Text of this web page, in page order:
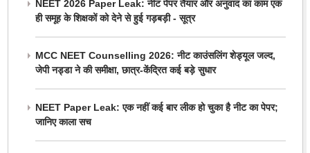
NEET 2026 Paper Leak: नीट पेपर तैयार और अनुवाद का काम एक
ही समूह के शिक्षकों को देने से हुई गड़बड़ी - सूत्र
MCC NEET Counselling 2026: नीट काउंसलिंग शेड्यूल जल्द,
जेपी नड्डा ने की समीक्षा, छात्र-केंद्रित कई बड़े सुधार
NEET Paper Leak: एक नहीं कई बार लीक हो चुका है नीट का पेपर;
जानिए काला सच